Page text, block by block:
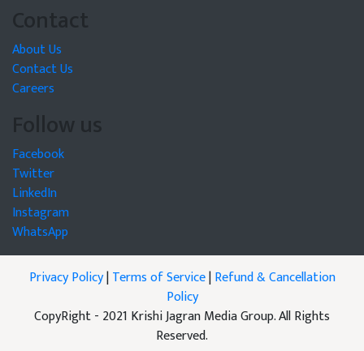
Contact
About Us
Contact Us
Careers
Follow us
Facebook
Twitter
LinkedIn
Instagram
WhatsApp
Privacy Policy|Terms of Service|Refund & Cancellation
Policy
CopyRight - 2021 Krishi Jagran Media Group. All Rights
Reserved.